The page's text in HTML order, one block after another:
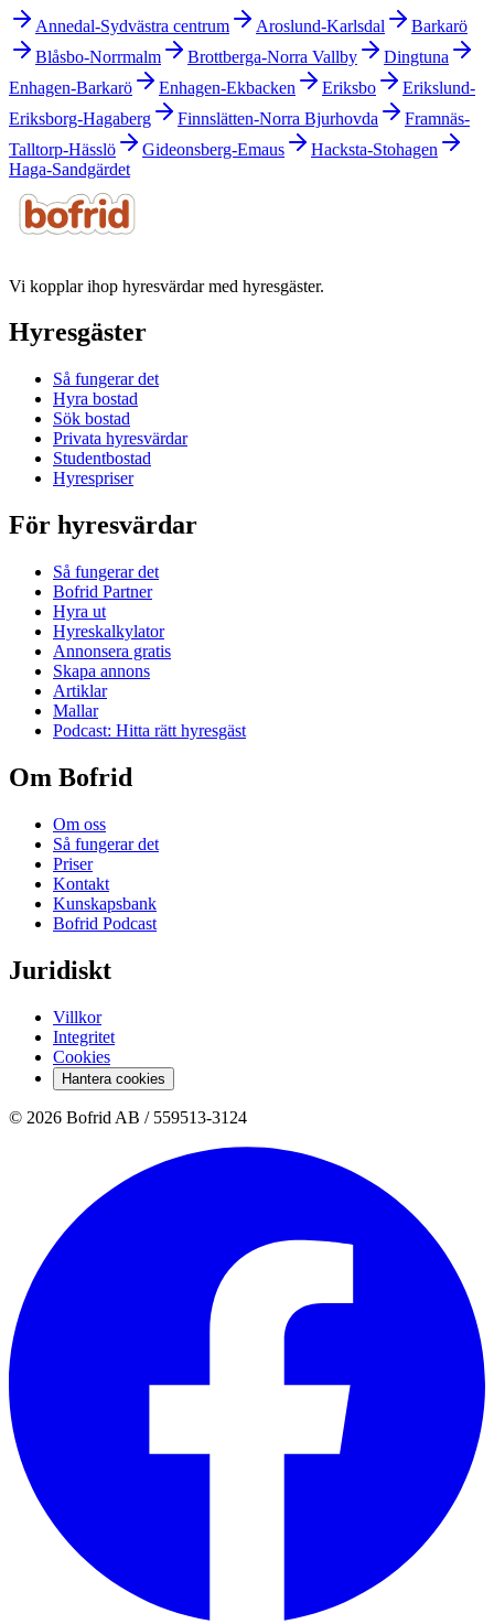
Annedal-Sydvästra centrum Aroslund-Karlsdal
Barkarö
Blåsbo-Norrmalm
Brottberga-Norra Vallby
Dingtuna
Enhagen-Barkarö
Enhagen-Ekbacken Eriksbo
Erikslund-
Eriksborg-Hagaberg
Finnslätten-Norra Bjurhovda
Framnäs-
Talltorp-Hässlö
Gideonsberg-Emaus
Hacksta-Stohagen
Haga-Sandgärdet
Vi kopplar ihop hyresvärdar med hyresgäster.
Hyresgäster
Så fungerar det
Hyra bostad
Sök bostad
Privata hyresvärdar
Studentbostad
Hyrespriser
För hyresvärdar
Så fungerar det
Bofrid Partner
Hyra ut
Hyreskalkylator
Annonsera gratis
Skapa annons
Artiklar
Mallar
Podcast: Hitta rätt hyresgäst
Om Bofrid
Om oss
Så fungerar det
Priser
Kontakt
Kunskapsbank
Bofrid Podcast
Juridiskt
Villkor
Integritet
Cookies
Hantera cookies
© 2026 Bofrid AB / 559513-3124